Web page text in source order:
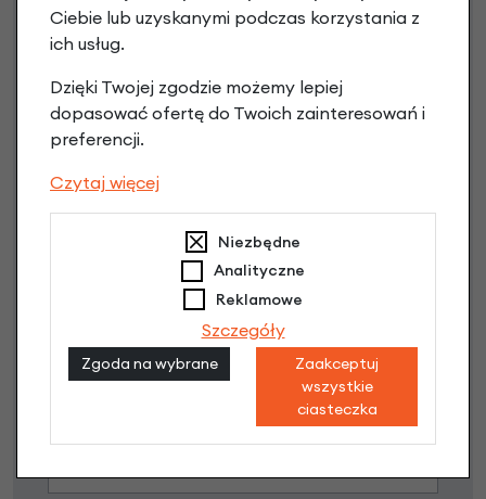
Raty 0%
3 miesiące nie płacisz
Raty do 60 miesięcy
Poznaj szczegóły
Ciebie lub uzyskanymi podczas korzystania z
ich usług.
Dzięki Twojej zgodzie możemy lepiej
dopasować ofertę do Twoich zainteresowań i
preferencji.
Czytaj więcej
Niezbędne
Analityczne
Reklamowe
Szczegóły
Zgoda na wybrane
Zaakceptuj
wszystkie
ciasteczka